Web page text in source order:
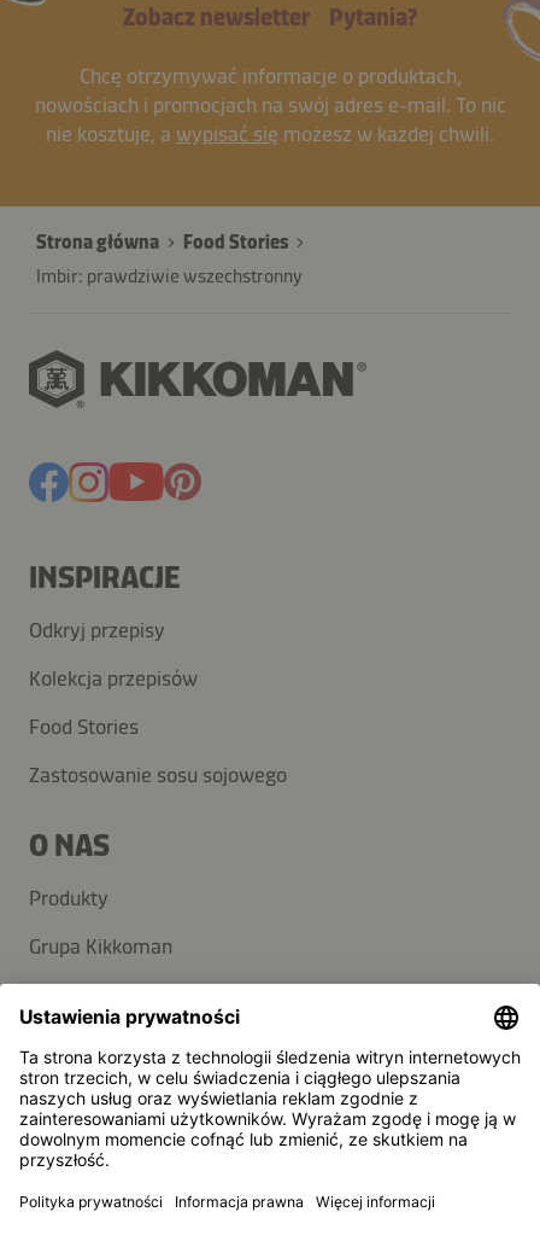
Zobacz newsletter Pytania?
Chcę otrzymywać informacje o produktach,
nowościach i promocjach na swój adres e-mail. To nic
nie kosztuje, a wypisać się możesz w każdej chwili.
Strona główna
Food Stories
Imbir: prawdziwie wszechstronny
INSPIRACJE
Odkryj przepisy
Kolekcja przepisów
Food Stories
Zastosowanie sosu sojowego
O NAS
Produkty
Grupa Kikkoman
POMOC
FAQ
Kontakt
Newsletter